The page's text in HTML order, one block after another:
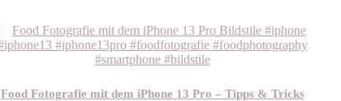
Food Fotografie mit dem iPhone 13 Pro – Tipps & Tricks